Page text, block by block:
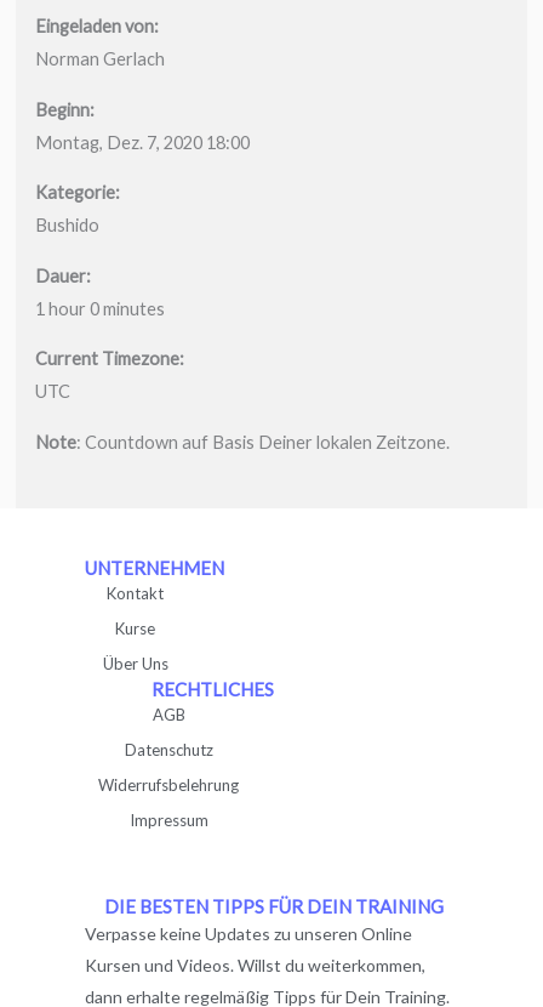
Eingeladen von:
Norman Gerlach
Beginn:
Montag, Dez. 7, 2020 18:00
Kategorie:
Bushido
Dauer:
1 hour 0 minutes
Current Timezone:
UTC
Note: Countdown auf Basis Deiner lokalen Zeitzone.
UNTERNEHMEN
Kontakt
Kurse
Über Uns
RECHTLICHES
AGB
Datenschutz
Widerrufsbelehrung
Impressum
DIE BESTEN TIPPS FÜR DEIN TRAINING
Verpasse keine Updates zu unseren Online
Kursen und Videos. Willst du weiterkommen,
dann erhalte regelmäßig Tipps für Dein Training.